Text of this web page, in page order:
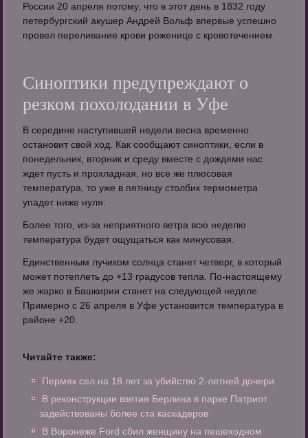
России 20 апреля потому, что в этот день в 1832 году
петербургский акушер Андрей Вольф впервые успешно
провел переливание крови роженице с кровотечением.
Синоптики предупреждают о
резком похолодании в Уфе
В середине наступившей недели весна временно
остановит свой ход. Как сообщают синоптики, если в
понедельник, вторник и среду вместе с дождями нас
ждет пусть и прохладная, но все же плюсовая
температура, то уже в пятницу столбик термометра
упадет ниже нуля.
Более того, из-за неприятного ветра всю неделю
температура будет ощущаться как минусовая.
Единственным лучиком солнца станет четверг, в который
может потеплеть до +13 градусов тепла. По-настоящему
же жарко в Башкирии станет на следующей неделе.
Примерно с 26 апреля в Уфе установится температура в
районе +20.
Читайте также:
Пермяк сел на 18 лет за убийство 2-летней дочери
В реконструкции взятия Берлина в парке Патриот
задействованы более ста каскадеров
В Воронеже Ford сбил женщину на пешеходном